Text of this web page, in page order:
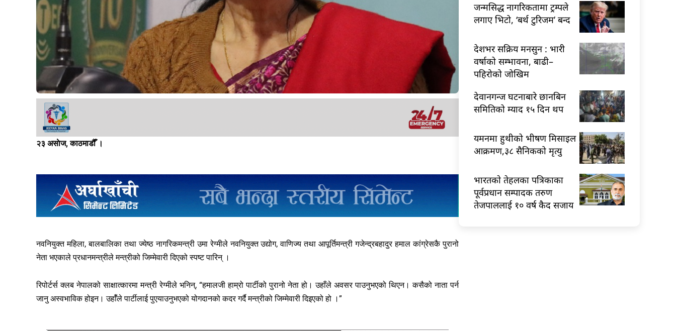
२३ असाेज, काठमाडौँ ।
नवनियुक्त महिला, बालबालिका तथा ज्येष्ठ नागरिकमन्त्री उमा रेग्मीले नवनियुक्त उद्योग, वाणिज्य तथा आपूर्तिमन्त्री गजेन्द्रबहादुर हमाल कांग्रेसकै पुरानो
नेता भएकाले प्रधानमन्त्रीले मन्त्रीको जिम्मेवारी दिएको स्पष्ट पारिन् ।
रिपोर्टर्स क्लब नेपालको साक्षात्कारमा मन्त्री रेग्मीले भनिन्, “हमालजी हाम्रो पार्टीको पुरानो नेता हो। उहाँले अवसर पाउनुभएको थिएन। कसैको नाता पर्न
जानु अस्वभाविक होइन। उहाँँले पार्टीलाई पुएयाउनुभएको योगदानको कदर गर्दै मन्त्रीको जिम्मेवारी दिइएको हो ।”
जन्मसिद्ध नागरिकतामा ट्रम्पले
लगाए भिटो, ‘बर्थ टुरिजम’ बन्द
देशभर सक्रिय मनसुन : भारी
वर्षाको सम्भावना, बाढी–
पहिरोको जोखिम
देवानगन्ज घटनाबारे छानबिन
समितिको म्याद १५ दिन थप
यमनमा हुथीको भीषण मिसाइल
आक्रमण,३८ सैनिकको मृत्यु
भारतकाे तेहलका पत्रिकाका
पूर्वप्रधान सम्पादक तरुण
तेजपाललाई १० वर्ष कैद सजाय